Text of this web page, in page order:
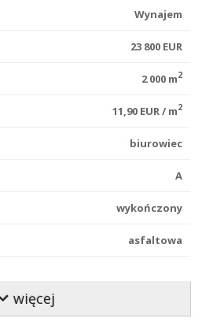
Wynajem
23 800 EUR
2 000 m2
11,90 EUR / m2
biurowiec
A
wykończony
asfaltowa
więcej